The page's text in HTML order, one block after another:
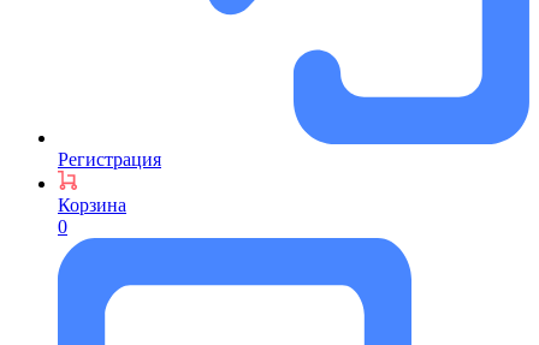
Регистрация
Корзина
0